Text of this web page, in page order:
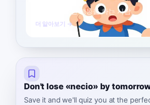
현명하지 못한 행동을 하는 사람
더 알아보기 →
Don't lose «necio» by
Save it and we'll quiz you at the